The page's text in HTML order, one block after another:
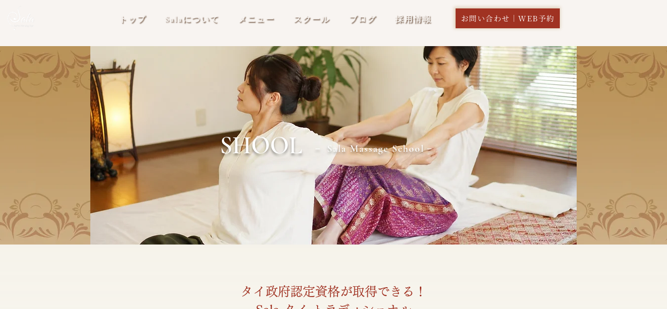
トップ Salaについて メニュー スクール ブログ 採用情報 お問い合わせ｜WEB予約
SHOOL － Sala Massage School－
タイ政府認定資格が取得できる！